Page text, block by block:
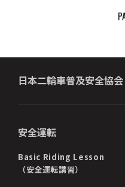
日本二輪車普及安全協会
安全運転
Basic Riding Lesson
（安全運転講習）